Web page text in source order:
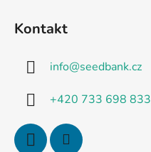
Kontakt
info@seedbank.cz
+420 733 698 833